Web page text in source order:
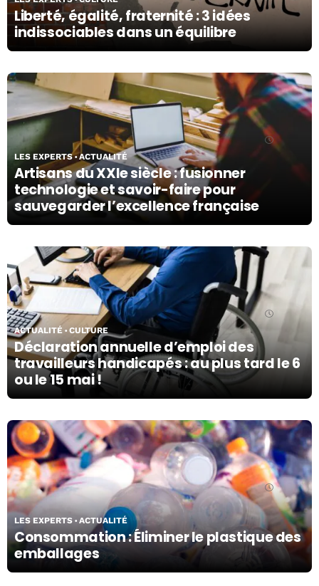
Liberté, égalité, fraternité : 3 idées
indissociables dans un équilibre
Artisans du XXIe siècle : fusionner
technologie et savoir-faire pour
sauvegarder l’excellence française
LES EXPERTS ACTUALITÉ
Déclaration annuelle d’emploi des
travailleurs handicapés : au plus tard le 6
ou le 15 mai !
ACTUALITÉ CULTURE
02/05/24
Consommation : Éliminer le plastique des
emballages
LES EXPERTS ACTUALITÉ
29/04/24